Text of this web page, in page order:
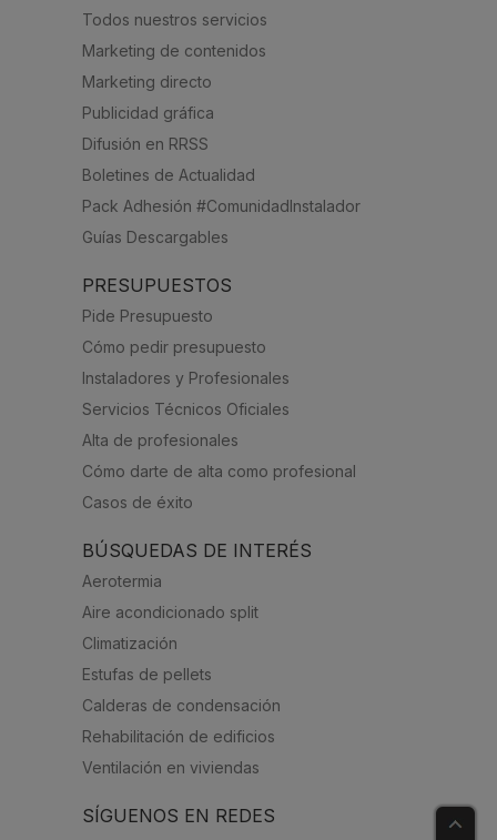
Todos nuestros servicios
Marketing de contenidos
Marketing directo
Publicidad gráfica
Difusión en RRSS
Boletines de Actualidad
Pack Adhesión #ComunidadInstalador
Guías Descargables
PRESUPUESTOS
Pide Presupuesto
Cómo pedir presupuesto
Instaladores y Profesionales
Servicios Técnicos Oficiales
Alta de profesionales
Cómo darte de alta como profesional
Casos de éxito
BÚSQUEDAS DE INTERÉS
Aerotermia
Aire acondicionado split
Climatización
Estufas de pellets
Calderas de condensación
Rehabilitación de edificios
Ventilación en viviendas
SÍGUENOS EN REDES